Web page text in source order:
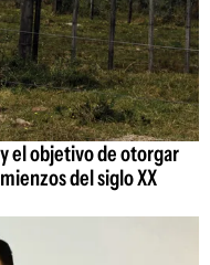
el objetivo de otorgar
del siglo XX